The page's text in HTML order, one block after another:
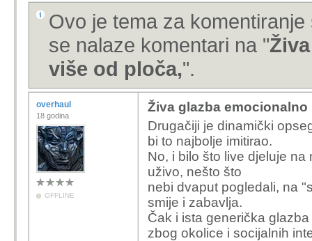
Ovo je tema za
se nalaze komentari na "
više od ploča,".
overhaul
18 godina
OFFLINE
Živa glazba
Drugačiji je dinamički
bi to najbolje imitirao.
No, i bilo što live djeluje
uživo, nešto što
nebi dvaput pogledali, na
smije i zabavlja.
Čak i ista generička
zbog okolice i socijalnih